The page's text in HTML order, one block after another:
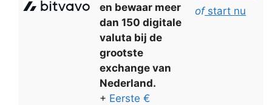
en bewaar meer
dan 150 digitale
valuta bij de
grootste
exchange van
Nederland.
+ Eerste €
ofstart nu